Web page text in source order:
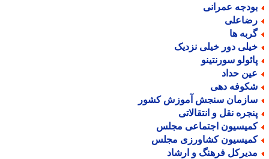
عمرانی
ها
دور خیلی نزدیک
سورنتینو
حداد
دهی
سنجش آموزش کشور
نقل و انتقالاتی
اجتماعی مجلس
کشاورزی مجلس
فرهنگ و ارشاد